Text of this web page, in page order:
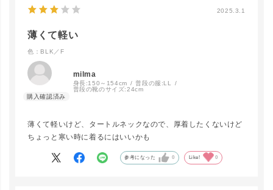
在庫なし
BLK／F
LINEで再入荷
2025.3.1
薄くて軽い
色：BLK／F
milma
身長:150～154cm 普段の服:LL
普段の靴のサイズ:24cm
薄くて軽いけど、タートルネックなので、厚着したくないけど
ちょっと寒い時に着るにはいいかも
参考になった 0 Like! 0